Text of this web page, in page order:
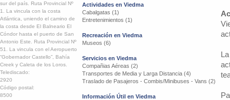
sur del país. Ruta Provincial Nº
1. La vincula con la costa
Atlántica, uniendo el camino de
la costa desde El Balneario El
Cóndor hasta el puerto de San
Antonio Este. Ruta Provincial Nº
51. La vincula con el Aeropuerto
“Gobernador Castello”, Bahía
Creek y Caleta de los Loros.
Telediscado:
2920
Código postal:
8500
Actividades en Viedma
Cabalgatas (1)
Entretenimientos (1)
Recreación en Viedma
Museos (6)
Servicios en Viedma
Compañias Aéreas (2)
Transportes de Media y Larga Distancia (4)
Traslado de Pasajeros - Combis/Minibuses - Vans (2)
Información Útil en Viedma